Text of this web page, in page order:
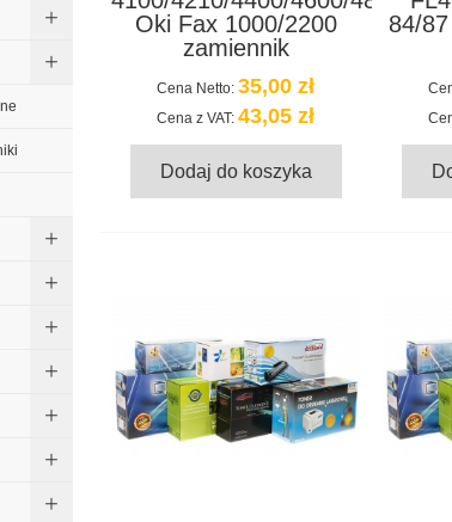
Oki Fax 1000/2200
zamiennik
Cena Netto: 35,00 zł
Cena z VAT:43,05 zł
Dodaj do koszyka
84/